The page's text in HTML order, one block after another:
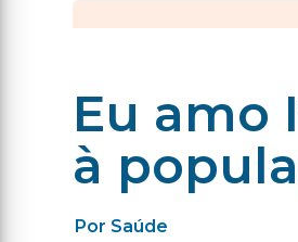
Eu amo
à
Por Saúde